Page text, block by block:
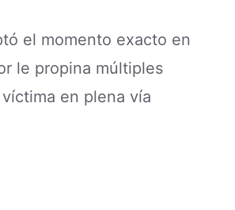
el momento exacto en
le propina múltiples
en plena vía